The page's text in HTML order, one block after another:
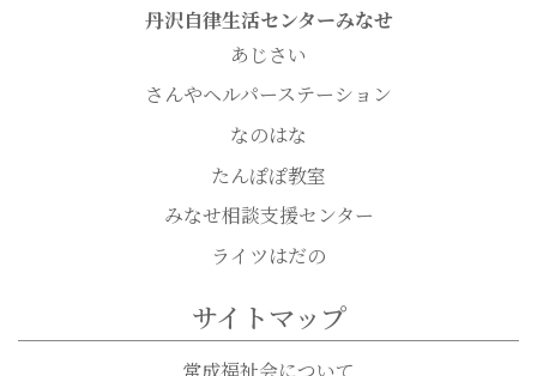
丹沢自律生活センターみなせ
あじさい
さんやヘルパーステーション
なのはな
たんぽぽ教室
みなせ相談支援センター
ライツはだの
サイトマップ
常成福祉会について